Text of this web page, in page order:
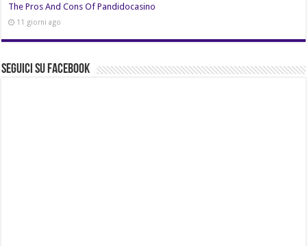
The Pros And Cons Of Pandidocasino
11 giorni ago
Seguici su Facebook